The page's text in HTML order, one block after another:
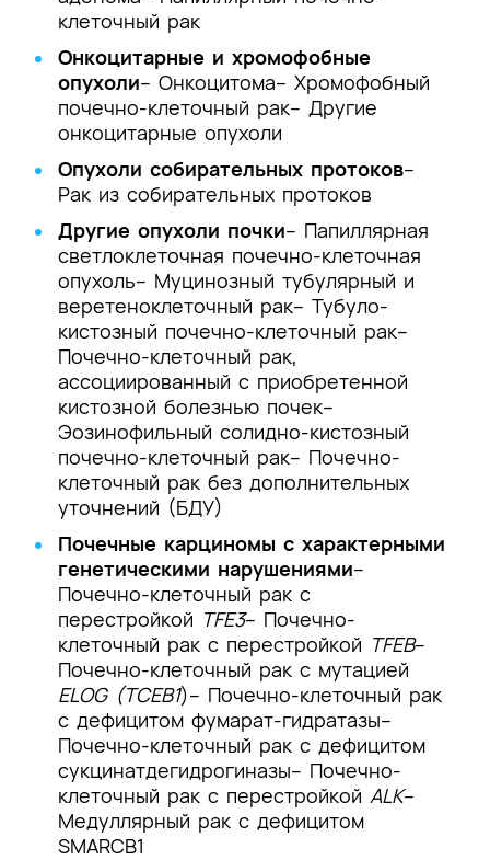
клеточный рак
Онкоцитарные и хромофобные
опухоли– Онкоцитома– Хромофобный
почечно-клеточный рак– Другие
онкоцитарные опухоли
Опухоли собирательных протоков–
Рак из собирательных протоков
Другие опухоли почки– Папиллярная
светлоклеточная почечно-клеточная
опухоль– Муцинозный тубулярный и
веретеноклеточный рак– Тубуло-
кистозный почечно-клеточный рак–
Почечно-клеточный рак,
ассоциированный с приобретенной
кистозной болезнью почек–
Эозинофильный солидно-кистозный
почечно-клеточный рак– Почечно-
клеточный рак без дополнительных
уточнений (БДУ)
Почечные карциномы с характерными
генетическими нарушениями–
Почечно-клеточный рак с
перестройкой TFE3– Почечно-
клеточный рак с перестройкой TFEB–
Почечно-клеточный рак с мутацией
ELOG (TCEB1)– Почечно-клеточный рак
с дефицитом фумарат-гидратазы–
Почечно-клеточный рак с дефицитом
сукцинатдегидрогиназы– Почечно-
клеточный рак с перестройкой ALK–
Медуллярный рак с дефицитом
SMARCB1